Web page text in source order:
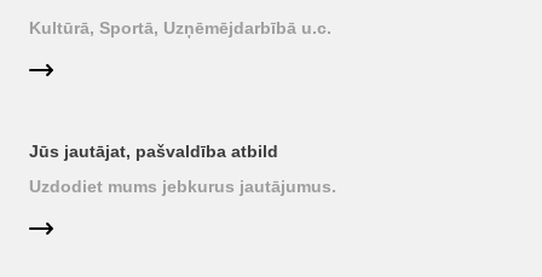
Kultūrā, Sportā, Uzņēmējdarbībā u.c.
Jūs jautājat, pašvaldība atbild
Uzdodiet mums jebkurus jautājumus.